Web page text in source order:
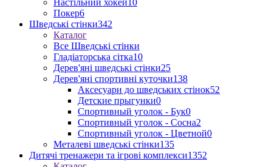
Настільний хокей10
Покер6
Шведські стінки342
Каталог
Все Шведські стінки
Гладіаторська сітка10
Дерев'яні шведські стінки25
Дерев'яні спортивні куточки138
Аксесуари до шведських стінок52
Детские прыгунки0
Спортивный уголок - Бук0
Спортивный уголок - Сосна2
Спортивный уголок - Цветной0
Металеві шведські стінки135
Дитячі тренажери та ігрові комплекси1352